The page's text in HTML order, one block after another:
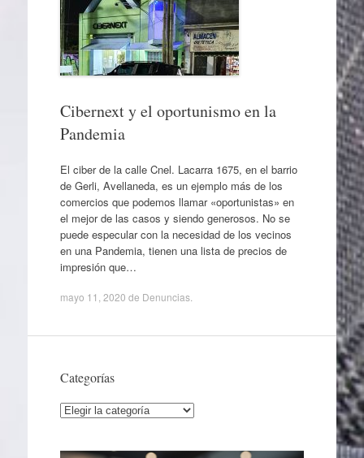
Cibernext y el oportunismo en la
Pandemia
El ciber de la calle Cnel. Lacarra 1675, en el barrio
de Gerli, Avellaneda, es un ejemplo más de los
comercios que podemos llamar «oportunistas» en
el mejor de las casos y siendo generosos. No se
puede especular con la necesidad de los vecinos
en una Pandemia, tienen una lista de precios de
impresión que…
mayo 11, 2020 de Denuncias.
Categorías
Categorías